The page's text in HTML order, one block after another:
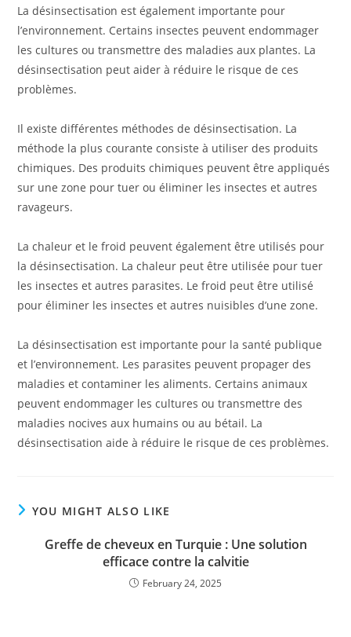
La désinsectisation est également importante pour
l’environnement. Certains insectes peuvent endommager
les cultures ou transmettre des maladies aux plantes. La
désinsectisation peut aider à réduire le risque de ces
problèmes.
Il existe différentes méthodes de désinsectisation. La
méthode la plus courante consiste à utiliser des produits
chimiques. Des produits chimiques peuvent être appliqués
sur une zone pour tuer ou éliminer les insectes et autres
ravageurs.
La chaleur et le froid peuvent également être utilisés pour
la désinsectisation. La chaleur peut être utilisée pour tuer
les insectes et autres parasites. Le froid peut être utilisé
pour éliminer les insectes et autres nuisibles d’une zone.
La désinsectisation est importante pour la santé publique
et l’environnement. Les parasites peuvent propager des
maladies et contaminer les aliments. Certains animaux
peuvent endommager les cultures ou transmettre des
maladies nocives aux humains ou au bétail. La
désinsectisation aide à réduire le risque de ces problèmes.
YOU MIGHT ALSO LIKE
Greffe de cheveux en Turquie : Une solution
efficace contre la calvitie
February 24, 2025